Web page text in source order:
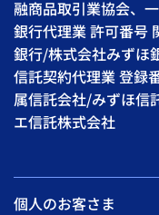
融商品取引業協会、
銀行代理業 許可番号
銀行/株式会社みずほ
信託契約代理業 登録
属信託会社/みずほ信
エ信託株式会社
個人のお客さま